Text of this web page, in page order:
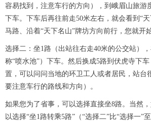
容易找到，注意车行的方向），到峨眉山旅游
下车。下车后再往前走50米左右，就会看到“
马路、沿着“天下名山”牌坊方向前行，您就开
选择二：坐1路（出站往右走40米的公交站）
称“喷水池”）下车。然后换成5路到伏虎寺下
置，可以问问当地的环卫工人或者居民，站台
要注意车行的路线和方向）。
如果您为了省事，可以选择直接坐8路。当然
以选择“坐1路转乘5路”（“选择二”比“选择一”